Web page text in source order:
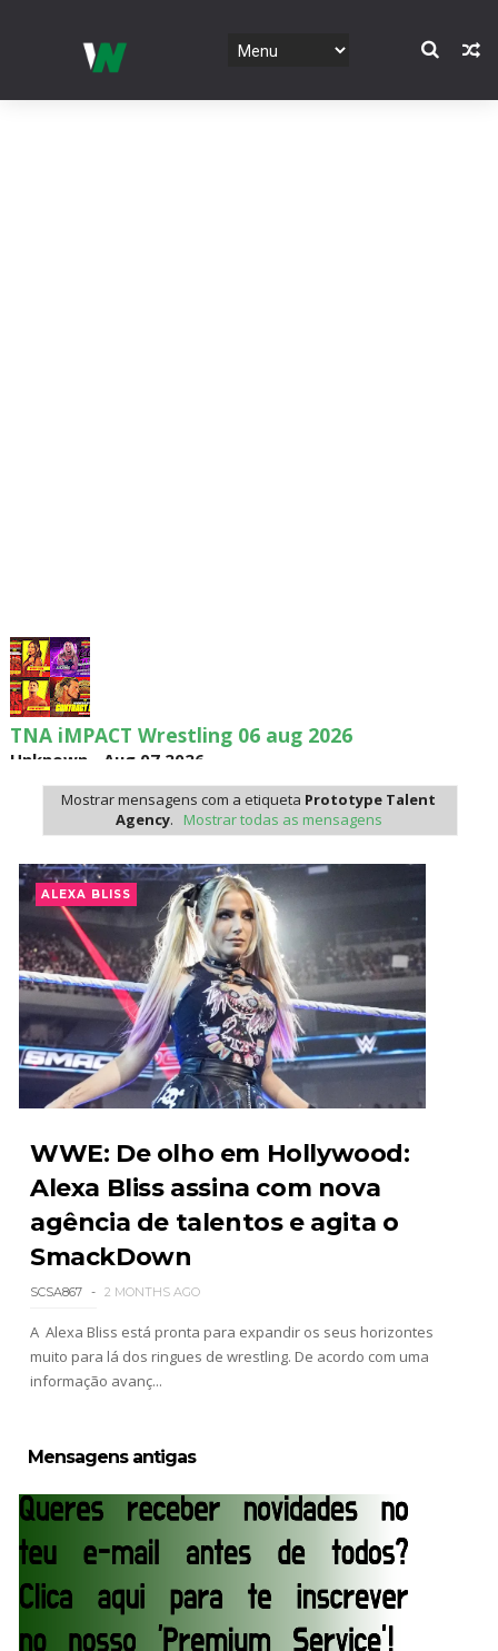
TNA iMPACT Wrestling 06 aug 2026
Unknown Aug 07 2026
AEW Dynamite 05AUG26
Unknown-Aug 06 2026
WWE NXT 04 Aug 2026
Unknown-Aug 05 2026
WWE Monday Night Raw 03 Aug 2026
WWE SummerSlam 2026 - Sunday
Unknown -Aug 02 2026
WWE Main Event, July 30, 2026
Unknown - Aug 02 2026
Lucha Libre AAA: Verano De Escándalo 2026 -
Semana 2
Unknown-Aug 02 2026
Semana em Sexyness No.52
SCSA867 Aug 02 2026
Mostrar mensagens com a etiqueta Prototype Talent
Agency. Mostrar todas as mensagens
ALEXA BLISS
WWE: De olho em Hollywood:
Alexa Bliss assina com nova
agência de talentos e agita o
SmackDown
SCSA867 2 MONTHS AGO
A Alexa Bliss está pronta para expandir os seus horizontes
muito para lá dos ringues de wrestling. De acordo com uma
informação avanç...
Mensagens antigas